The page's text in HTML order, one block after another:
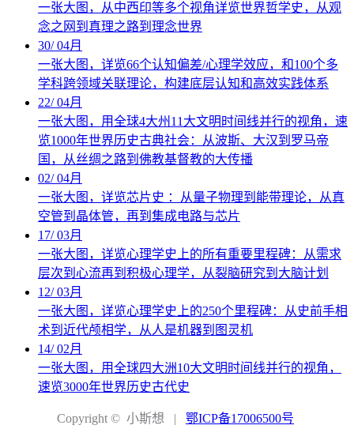
一张大图，从中西印等多个视角详览世界哲学史，从观
念之网到真理之路到理念世界
30/04月
一张大图，详览66个认知偏差/心理学效应，和100个多
学科跨领域关联理论，构建底层认知和高效实践体系
22/04月
一张大图，用全球4大州11大文明时间线并行的视角，速
览1000年世界历史古典社会：从波斯、大汉到罗马帝
国，从丝绸之路到佛教基督教的大传播
02/04月
一张大图，详览芯片史 ：从量子物理到能带理论，从真
空管到晶体管，再到集成电路与芯片
17/03月
一张大图，详览心理学史上的所有重要里程碑：从需求
层次到心流再到积极心理学，从裂脑研究到大脑计划
12/03月
一张大图，详览心理学史上的250个里程碑：从史前手相
术到近代颅相学，从人是机器到图灵机
14/02月
一张大图，用全球四大洲10大文明时间线并行的视角，
速览3000年世界历史古代史
Copyright © 小斯想 鄂ICP备17006500号